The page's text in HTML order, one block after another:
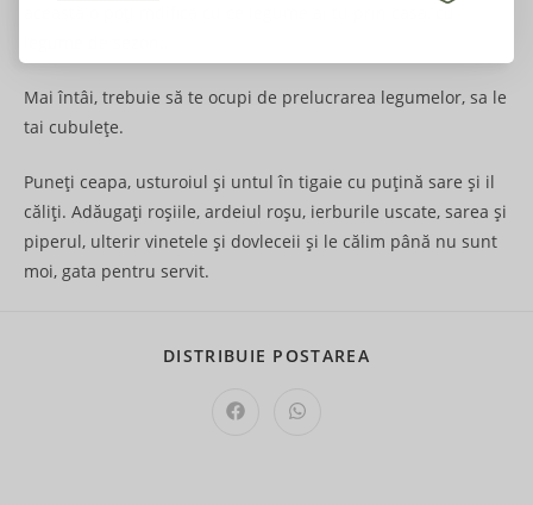
Mai întâi, trebuie să te ocupi de prelucrarea legumelor, sa le
tai cubulețe.
Puneţi ceapa, usturoiul şi untul în tigaie cu puțină sare și il
căliți. Adăugaţi roşiile, ardeiul roşu, ierburile uscate, sarea şi
piperul, ulterir vinetele și dovleceii și le călim până nu sunt
moi, gata pentru servit.
DISTRIBUIE POSTAREASHARE
Opens
Opens